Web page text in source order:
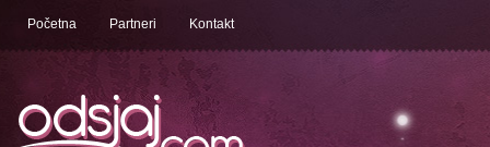
Početna Partneri Kontakt